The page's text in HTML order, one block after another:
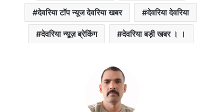
s
b
o
o
k
t
e
r
l
l
देवरिया टॉप न्यूज देवरिया खबर देवरिया देवरिया
देवरिया न्यूज़ ब्रेकिंग देवरिया बड़ी खबर । ।